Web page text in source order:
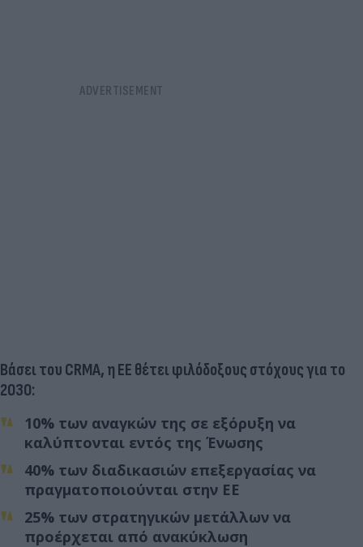
Βάσει του CRMA, η ΕΕ θέτει φιλόδοξους στόχους για το
2030:
10% των αναγκών της σε εξόρυξη να
καλύπτονται εντός της Ένωσης
40% των διαδικασιών επεξεργασίας να
πραγματοποιούνται στην ΕΕ
25% των στρατηγικών μετάλλων να
προέρχεται από ανακύκλωση